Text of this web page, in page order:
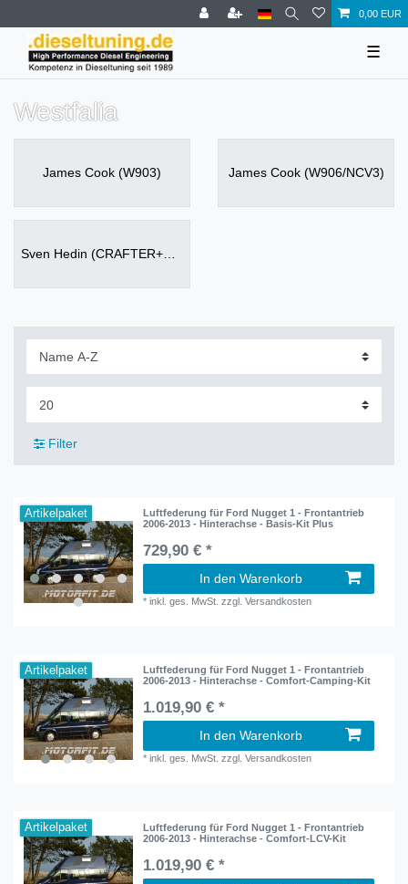
0,00 EUR
☰
Westfalia
James Cook (W903) James Cook (W906/NCV3)
Filter
Artikelpaket
Luftfederung für Ford Nugget 1 - Frontantrieb
2006-2013 - Hinterachse - Basis-Kit Plus
729,90 € *
In den Warenkorb
*inkl. ges. MwSt. zzgl.Versandkosten
Artikelpaket
Luftfederung für Ford Nugget 1 - Frontantrieb
2006-2013 - Hinterachse - Comfort-Camping-Kit
1.019,90 € *
In den Warenkorb
*inkl. ges. MwSt. zzgl.Versandkosten
Artikelpaket
Luftfederung für Ford Nugget 1 - Frontantrieb
2006-2013 - Hinterachse - Comfort-LCV-Kit
1.019,90 € *